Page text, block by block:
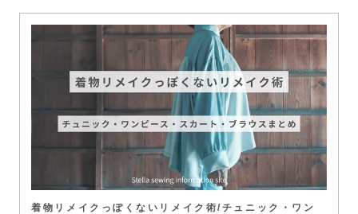
着物リメイクっぽくないリメイク術/チュニック・ワン